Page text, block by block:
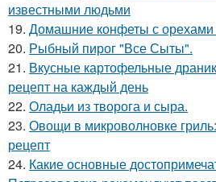
известными людьми
19. Домашние конфеты с орехами
20. Рыбный пирог "Все Сыты".
21. Вкусные картофельные
рецепт на каждый день
22. Оладьи из творога и сыра.
23. Овощи в микроволновке
рецепт
24. Какие основные